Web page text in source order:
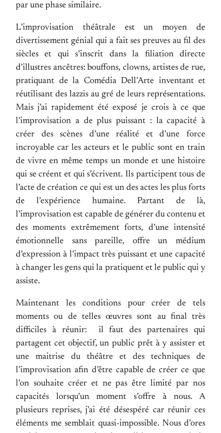
par une phase similaire.
L’improvisation théâtrale est un moyen de
divertissement génial qui a fait ses preuves au fil des
siècles et qui s’inscrit dans la filiation directe
d’illustres ancêtres: bouffons, clowns, artistes de rue,
pratiquant de la Comédia Dell’Arte inventant et
réutilisant des lazzis au gré de leurs représentations.
Mais j’ai rapidement été exposé je crois à ce que
l’improvisation a de plus puissant : la capacité à
créer des scènes d’une réalité et d’une force
incroyable car les acteurs et le public sont en train
de vivre en même temps un monde et une histoire
qui se créent et qui s’écrivent. Ils participent tous de
l’acte de création ce qui est un des actes les plus forts
de l’expérience humaine. Partant de là,
l’improvisation est capable de générer du contenu et
des moments extrêmement forts, d’une intensité
émotionnelle sans pareille, offre un médium
d’expression à l’impact très puissant et une capacité
à changer les gens qui la pratiquent et le public qui y
assiste.
Maintenant les conditions pour créer de tels
moments ou de telles œuvres sont au final très
difficiles à réunir: il faut des partenaires qui
partagent cet objectif, un public prêt à y assister et
une maitrise du théâtre et des techniques de
l’improvisation afin d’être capable de créer ce que
l’on souhaite créer et ne pas être limité par nos
capacités lorsqu’un moment s’offre à nous. A
plusieurs reprises, j’ai été désespéré car réunir ces
éléments me semblait quasi-impossible. Nous d’ores